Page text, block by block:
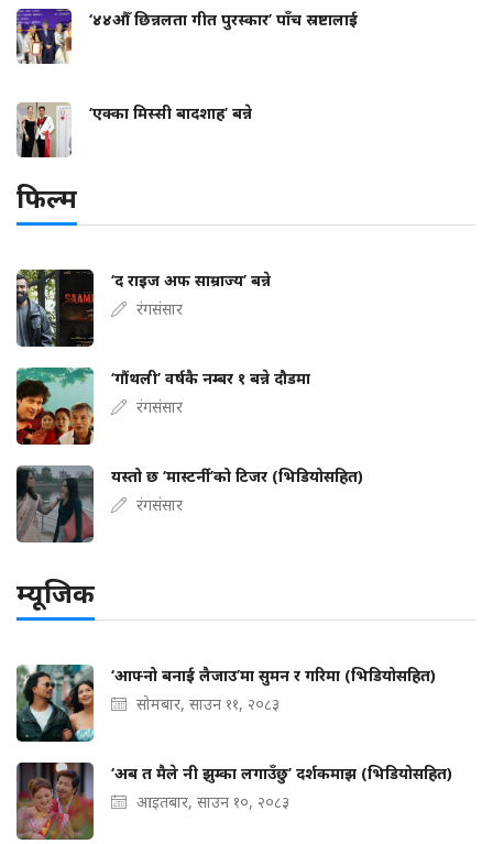
‘४४औँ छिन्नलता गीत पुरस्कार’ पाँच स्रष्टालाई
‘एक्का मिस्सी बादशाह’ बन्ने
फिल्म
‘द राइज अफ साम्राज्य’ बन्ने
रंगसंसार
‘गौंथली’ वर्षकै नम्बर १ बन्ने दौडमा
रंगसंसार
यस्तो छ ‘मास्टर्नी’को टिजर (भिडियोसहित)
रंगसंसार
म्यूजिक
‘आफ्नो बनाई लैजाउ’मा सुमन र गरिमा (भिडियोसहित)
सोमबार, साउन ११, २०८३
‘अब त मैले नी झुम्का लगाउँछु’ दर्शकमाझ (भिडियोसहित)
आइतबार, साउन १०, २०८३